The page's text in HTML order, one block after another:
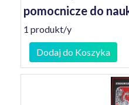
pomocnicze do
1 produkt/y
Dodaj do Koszyka